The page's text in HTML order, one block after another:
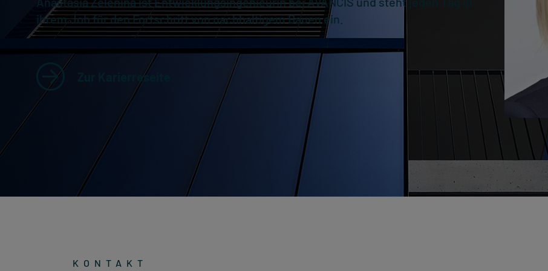
ihrem Job für den Fortschritt von nachhaltigem Bauen ein.
Zur Karierreseite
KONTAKT